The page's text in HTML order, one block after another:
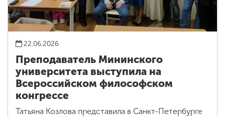
22.06.2026
Преподаватель Мининского
университета выступила на
Всероссийском философском
конгрессе
Татьяна Козлова представила в Санкт-Петербурге